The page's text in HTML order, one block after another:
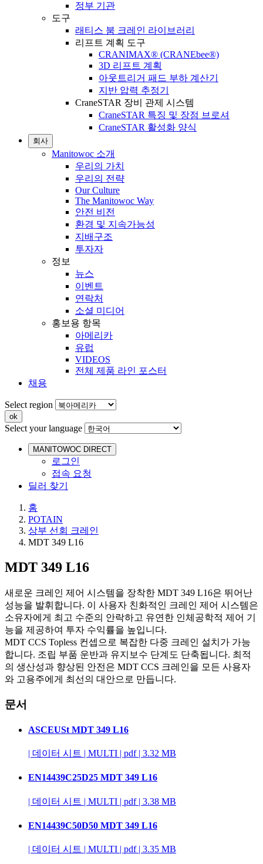
정부 기관
도구
래티스 붐 크레인 라이브러리
리프트 계획 도구
CRANIMAX® (CRANEbee®)
3D 리프트 계획
아웃트리거 패드 부하 계산기
지반 압력 추정기
CraneSTAR 장비 관제 시스템
CraneSTAR 특징 및 장점 브로셔
CraneSTAR 활성화 양식
회사
Manitowoc 소개
우리의 가치
우리의 전략
Our Culture
The Manitowoc Way
안전 비전
환경 및 지속가능성
지배구조
투자자
정보
뉴스
이벤트
연락처
소셜 미디어
홍보용 항목
아메리카
유럽
VIDEOS
전체 제품 라인 포스터
채용
Select region
Select your language
MANITOWOC DIRECT
로그인
접속 요청
딜러 찾기
홈
POTAIN
상부 선회 크레인
MDT 349 L16
MDT 349 L16
새로운 크레인 제어 시스템을 장착한 MDT 349 L16은 뛰어난
성능을 발휘합니다. 이 사용자 친화적인 크레인 제어 시스템은
소유자에게 최고 수준의 안락하고 유연한 인체공학적 제어 기
능을 제공하여 투자 수익률을 높입니다.
MDT CCS Topless 컨셉으로 복잡한 다중 크레인 설치가 가능
합니다. 조립 부품 운반과 유지보수 단계도 단축됩니다. 최적
의 생산성과 향상된 안전은 MDT CCS 크레인을 모든 사용자
와 고용주에게 최선의 대안으로 만듭니다.
문서
ASCEUSt MDT 349 L16
| 데이터 시트 | MULTI | pdf | 3.32 MB
EN14439C25D25 MDT 349 L16
| 데이터 시트 | MULTI | pdf | 3.38 MB
EN14439C50D50 MDT 349 L16
| 데이터 시트 | MULTI | pdf | 3.35 MB